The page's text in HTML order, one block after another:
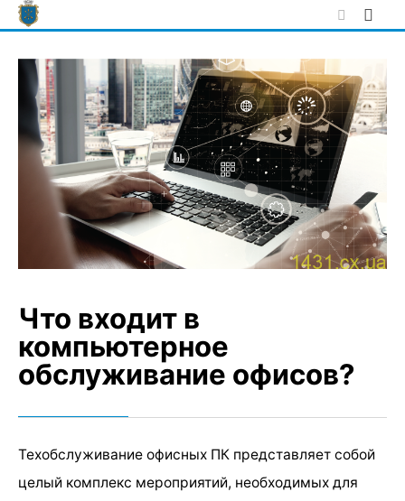
Skip
to
Что входит в
компьютерное
обслуживание офисов?
Техобслуживание офисных ПК представляет собой
целый комплекс мероприятий, необходимых для